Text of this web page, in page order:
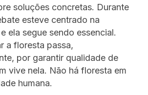
soluções concretas. Durante
esteve centrado na
ela segue sendo essencial.
a floresta passa,
por garantir qualidade de
vive nela. Não há floresta em
humana.